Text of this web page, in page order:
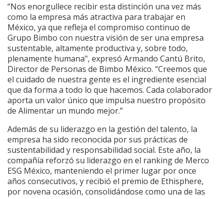
“Nos enorgullece recibir esta distinción una vez más
como la empresa más atractiva para trabajar en
México, ya que refleja el compromiso continuo de
Grupo Bimbo con nuestra visión de ser una empresa
sustentable, altamente productiva y, sobre todo,
plenamente humana", expresó Armando Cantú Brito,
Director de Personas de Bimbo México. “Creemos que
el cuidado de nuestra gente es el ingrediente esencial
que da forma a todo lo que hacemos. Cada colaborador
aporta un valor único que impulsa nuestro propósito
de Alimentar un mundo mejor.”
Además de su liderazgo en la gestión del talento, la
empresa ha sido reconocida por sus prácticas de
sustentabilidad y responsabilidad social. Este año, la
compañía reforzó su liderazgo en el ranking de Merco
ESG México, manteniendo el primer lugar por once
años consecutivos, y recibió el premio de Ethisphere,
por novena ocasión, consolidándose como una de las